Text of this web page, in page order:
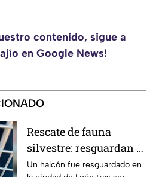
contenido, sigue a
en Google News!
Rescate de fauna
silvestre: resguardan a
halcón localizado en la
Un halcón fue resguardado en